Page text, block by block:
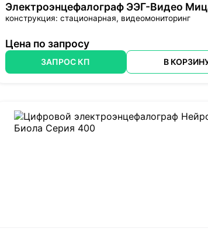
Электроэнцефалограф ЭЭГ-Видео
конструкция: стационарная, видеомониторинг
Цена по запросу
ЗАПРОС КП В